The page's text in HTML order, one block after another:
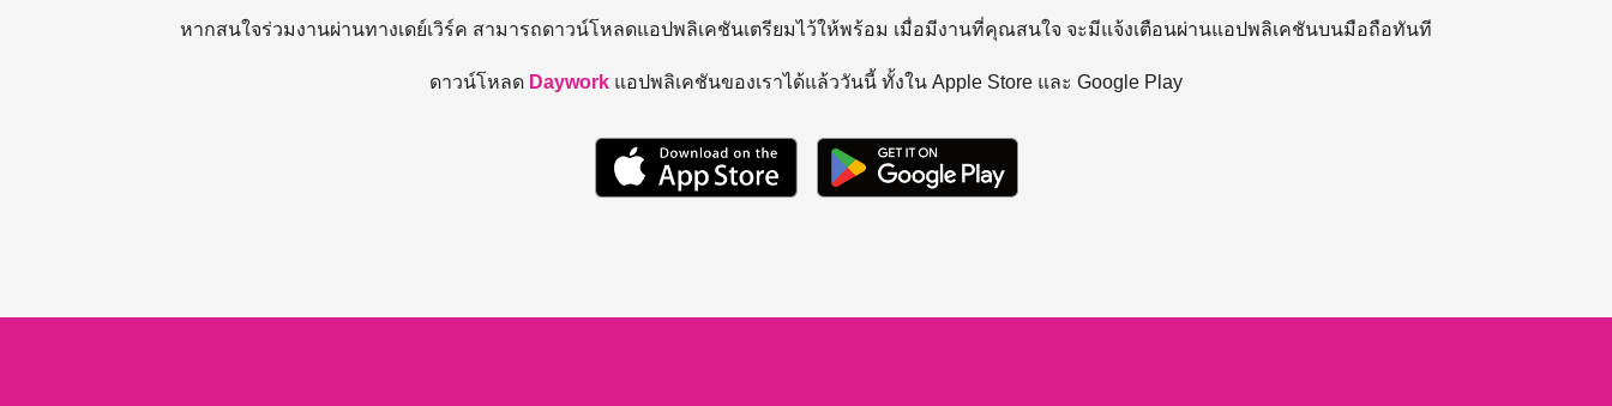
หากสนใจร่วมงานผ่านทางเดย์เวิร์ค สามารถดาวน์โหลดแอปพลิเคชันเตรียมไว้ให้พร้อม เมื่อมีงานที่คุณสนใจ จะมีแจ้งเตือนผ่านแอปพลิเคชันบนมือถือทันที
ดาวน์โหลด Daywork แอปพลิเคชันของเราได้แล้ววันนี้ ทั้งใน Apple Store และ Google Play